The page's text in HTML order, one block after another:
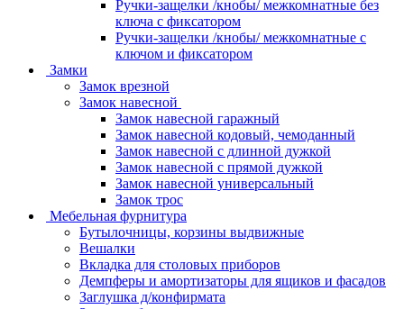
Ручки-защелки /кнобы/ межкомнатные без
ключа с фиксатором
Ручки-защелки /кнобы/ межкомнатные с
ключом и фиксатором
Замки
Замок врезной
Замок навесной
Замок навесной гаражный
Замок навесной кодовый, чемоданный
Замок навесной с длинной дужкой
Замок навесной с прямой дужкой
Замок навесной универсальный
Замок трос
Мебельная фурнитура
Бутылочницы, корзины выдвижные
Вешалки
Вкладка для столовых приборов
Демпферы и амортизаторы для ящиков и фасадов
Заглушка д/конфирмата